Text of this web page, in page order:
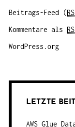
Beitrags-Feed (
Kommentare als
WordPress.org
LETZTE
AWS Glue